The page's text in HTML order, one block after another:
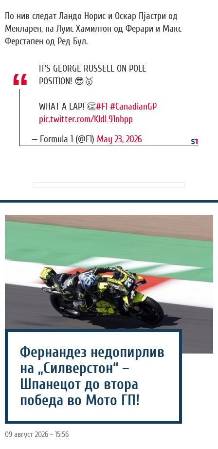
По нив следат Ландо Норис и Оскар Пјастри од
Мекларен, па Луис Хамилтон од Ферари и Макс
Ферстапен од Ред Бул.
IT'S GEORGE RUSSELL ON POLE
POSITION! 😎🥇
WHAT A LAP! 👏#F1 #CanadianGP
pic.twitter.com/KIdL91nbpp
— Formula 1 (@F1) May 23, 2026
Фернандез недопирлив
на „Силверстон“ –
Шпанецот до втора
победа во Мото ГП!
09 август 2026 - 15:56